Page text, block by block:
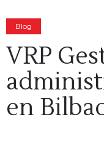
Blog
VRP
en